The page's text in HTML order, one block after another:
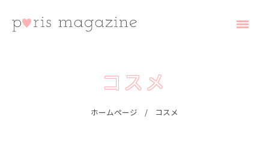
コスメ
ホームページ コスメ